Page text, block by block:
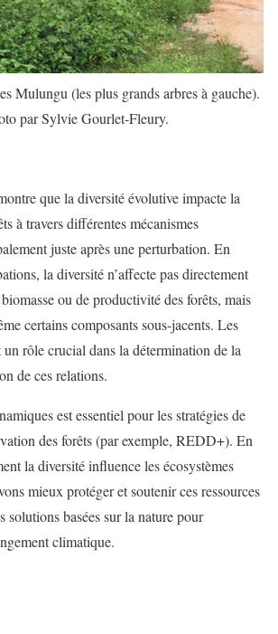
Mulungu (les plus grands arbres à gauche).
par Sylvie Gourlet-Fleury.
que la diversité évolutive impacte la
à travers différentes mécanismes
juste après une perturbation. En
la diversité n’affecte pas directement
ou de productivité des forêts, mais
certains composants sous-jacents. Les
rôle crucial dans la détermination de la
de ces relations.
est essentiel pour les stratégies de
des forêts (par exemple, REDD+). En
la diversité influence les écosystèmes
mieux protéger et soutenir ces ressources
solutions basées sur la nature pour
climatique.